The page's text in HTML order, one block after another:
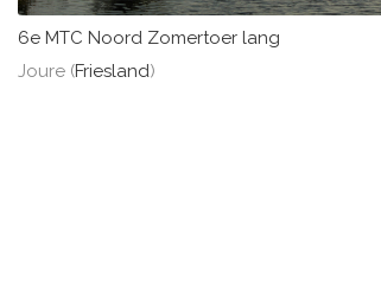
6e MTC Noord Zomertoer lang
Joure (Friesland)